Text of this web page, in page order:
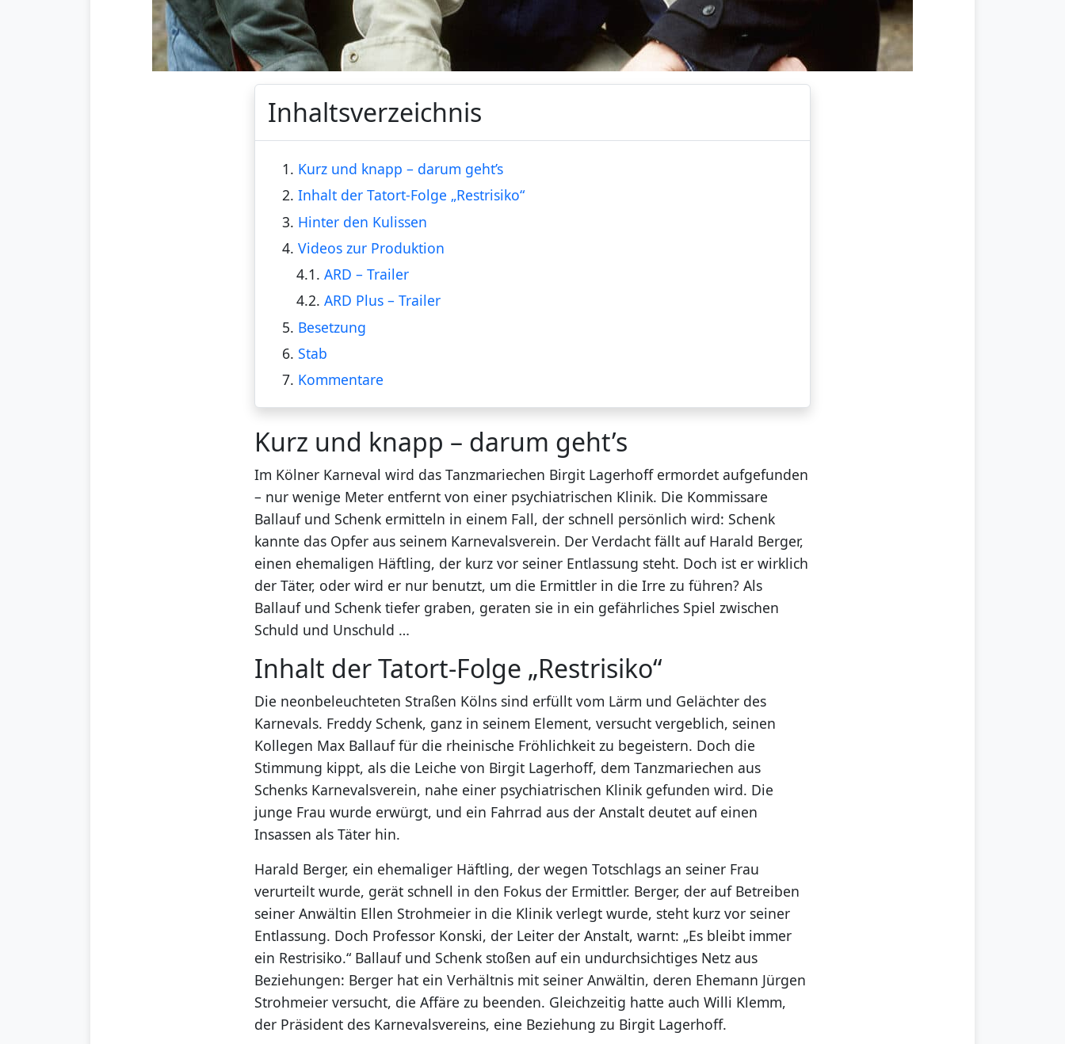
Inhaltsverzeichnis
1. Kurz und knapp – darum geht’s
2. Inhalt der Tatort-Folge „Restrisiko“
3. Hinter den Kulissen
4. Videos zur Produktion
4.1. ARD – Trailer
4.2. ARD Plus – Trailer
5. Besetzung
6. Stab
7. Kommentare
Kurz und knapp – darum geht’s
Im Kölner Karneval wird das Tanzmariechen Birgit Lagerhoff ermordet aufgefunden
– nur wenige Meter entfernt von einer psychiatrischen Klinik. Die Kommissare
Ballauf und Schenk ermitteln in einem Fall, der schnell persönlich wird: Schenk
kannte das Opfer aus seinem Karnevalsverein. Der Verdacht fällt auf Harald Berger,
einen ehemaligen Häftling, der kurz vor seiner Entlassung steht. Doch ist er wirklich
der Täter, oder wird er nur benutzt, um die Ermittler in die Irre zu führen? Als
Ballauf und Schenk tiefer graben, geraten sie in ein gefährliches Spiel zwischen
Schuld und Unschuld …
Inhalt der Tatort-Folge „Restrisiko“
Die neonbeleuchteten Straßen Kölns sind erfüllt vom Lärm und Gelächter des
Karnevals. Freddy Schenk, ganz in seinem Element, versucht vergeblich, seinen
Kollegen Max Ballauf für die rheinische Fröhlichkeit zu begeistern. Doch die
Stimmung kippt, als die Leiche von Birgit Lagerhoff, dem Tanzmariechen aus
Schenks Karnevalsverein, nahe einer psychiatrischen Klinik gefunden wird. Die
junge Frau wurde erwürgt, und ein Fahrrad aus der Anstalt deutet auf einen
Insassen als Täter hin.
Harald Berger, ein ehemaliger Häftling, der wegen Totschlags an seiner Frau
verurteilt wurde, gerät schnell in den Fokus der Ermittler. Berger, der auf Betreiben
seiner Anwältin Ellen Strohmeier in die Klinik verlegt wurde, steht kurz vor seiner
Entlassung. Doch Professor Konski, der Leiter der Anstalt, warnt: „Es bleibt immer
ein Restrisiko.“ Ballauf und Schenk stoßen auf ein undurchsichtiges Netz aus
Beziehungen: Berger hat ein Verhältnis mit seiner Anwältin, deren Ehemann Jürgen
Strohmeier versucht, die Affäre zu beenden. Gleichzeitig hatte auch Willi Klemm,
der Präsident des Karnevalsvereins, eine Beziehung zu Birgit Lagerhoff.